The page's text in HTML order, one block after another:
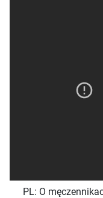
PL: O